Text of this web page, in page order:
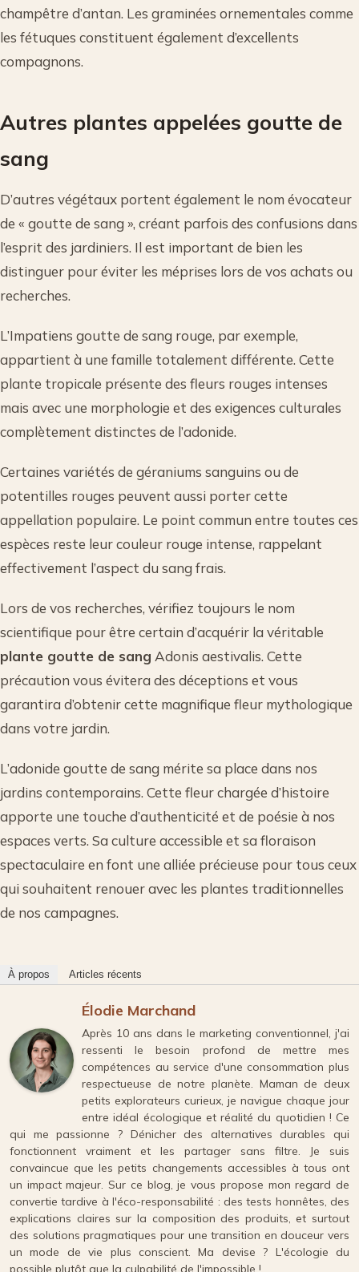
champêtre d’antan. Les graminées ornementales comme
les fétuques constituent également d’excellents
compagnons.
Autres plantes appelées goutte de
sang
D’autres végétaux portent également le nom évocateur
de « goutte de sang », créant parfois des confusions dans
l’esprit des jardiniers. Il est important de bien les
distinguer pour éviter les méprises lors de vos achats ou
recherches.
L’Impatiens goutte de sang rouge, par exemple,
appartient à une famille totalement différente. Cette
plante tropicale présente des fleurs rouges intenses
mais avec une morphologie et des exigences culturales
complètement distinctes de l’adonide.
Certaines variétés de géraniums sanguins ou de
potentilles rouges peuvent aussi porter cette
appellation populaire. Le point commun entre toutes ces
espèces reste leur couleur rouge intense, rappelant
effectivement l’aspect du sang frais.
Lors de vos recherches, vérifiez toujours le nom
scientifique pour être certain d’acquérir la véritable
plante goutte de sang Adonis aestivalis. Cette
précaution vous évitera des déceptions et vous
garantira d’obtenir cette magnifique fleur mythologique
dans votre jardin.
L’adonide goutte de sang mérite sa place dans nos
jardins contemporains. Cette fleur chargée d’histoire
apporte une touche d’authenticité et de poésie à nos
espaces verts. Sa culture accessible et sa floraison
spectaculaire en font une alliée précieuse pour tous ceux
qui souhaitent renouer avec les plantes traditionnelles
de nos campagnes.
À propos Articles récents
Élodie Marchand
Après 10 ans dans le marketing conventionnel, j'ai
ressenti le besoin profond de mettre mes
compétences au service d'une consommation plus
respectueuse de notre planète. Maman de deux
petits explorateurs curieux, je navigue chaque jour
entre idéal écologique et réalité du quotidien ! Ce
qui me passionne ? Dénicher des alternatives durables qui
fonctionnent vraiment et les partager sans filtre. Je suis
convaincue que les petits changements accessibles à tous ont
un impact majeur. Sur ce blog, je vous propose mon regard de
convertie tardive à l'éco-responsabilité : des tests honnêtes, des
explications claires sur la composition des produits, et surtout
des solutions pragmatiques pour une transition en douceur vers
un mode de vie plus conscient. Ma devise ? L'écologie du
possible plutôt que la culpabilité de l'impossible !